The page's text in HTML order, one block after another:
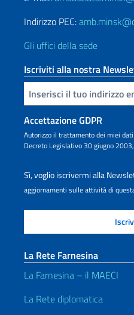
Indirizzo PEC:
Gli uffici della sede
Iscriviti alla nostra
Inserisci la tua email
Accettazione GDPR
Autorizzo il trattamento dei miei
Decreto Legislativo 30 giugno
Sì, voglio iscrivermi alla
aggiornamenti sulle attività di
La Rete Farnesina
La Farnesina – il MAECI
La Rete diplomatica